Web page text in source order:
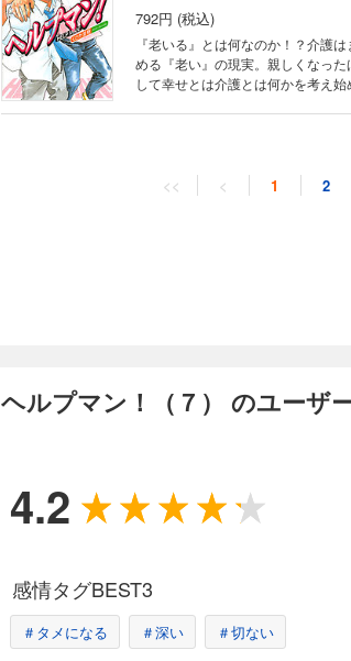
792円 (税込)
『老いる』とは何なのか！？介護
める『老い』の現実。親しくなっ
して幸せとは介護とは何かを考え
ヘルプマン！（１１）
792円 (税込)
「イヤだ……ボケるのはイヤだイ
になる。誰でも可能性があり、30
広告代理店のエリートサラリーマ
解の無い家族は症状を改善させよ
向へ向かって行く――。
完結
介護職は情熱だけじゃ食えない……
の事務長は、「なぜ介護現場は人
者の事故（ヒヤリ・ハット）の続
会 読売認知症ケア賞 特別賞受賞!!
<< < 1 2
ヘルプマン！（７） のユーザ
4.2
感情タグBEST3
＃タメになる ＃深い ＃切ない